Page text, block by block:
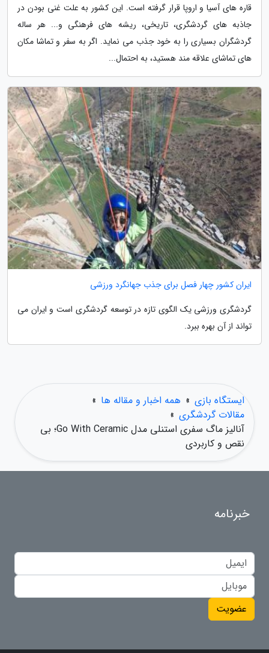
قاره های آسیا و اروپا قرار گرفته است. این کشور به علت غنی بودن در
جاذبه های گردشگری، تاریخی، ریشه های فرهنگی و... هر ساله
گردشگران بسیاری را به خود جذب می نماید. اگر به سفر و تماشا مکان
های تماشای علاقه مند هستید، به احتمال...
ایران کشور چهار فصل برای جذب جهانگرد ورزشی
گردشگری ورزشی یک الگوی تازه در توسعه گردشگری است و ایران می
تواند از آن بهره ببرد.
ایستگاه بازی » همه اخبار و مقاله ها »
مقالات گردشگری »
آنالیز ماگ سفری استنلی مدل Go With Ceramic؛ بی
نقص و کاربردی
خبرنامه
عضویت